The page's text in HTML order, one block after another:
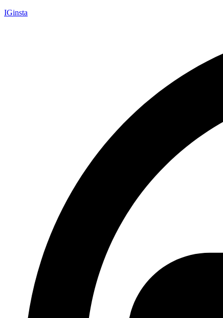
IGinsta